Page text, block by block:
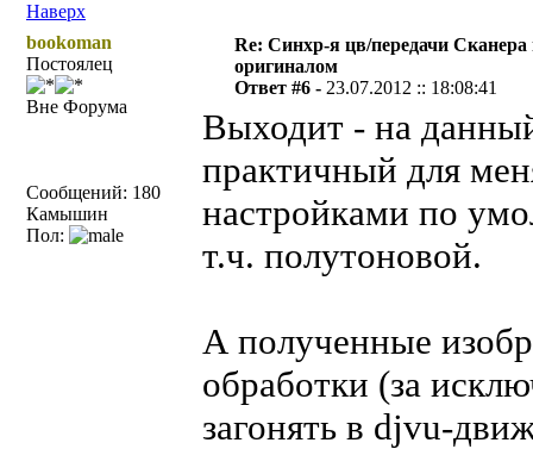
Наверх
bookoman
Постоялец
Вне Форума
Сообщений: 180
Камышин
Пол:
Re: Синхр-я цв/передачи
оригиналом
Ответ #6 - 23.07.2012 :: 18:08:41
Выходит - на
практичный для
настройками по
т.ч. полутоновой.
А полученные
обработки (за
загонять в djvu-